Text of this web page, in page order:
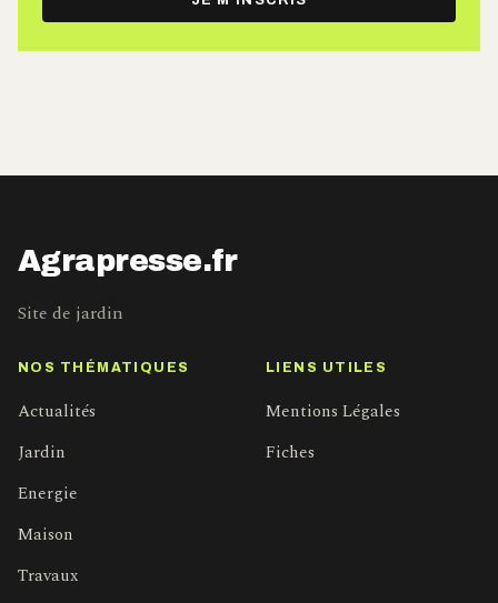
mail
Agrapresse.fr
Site de jardin
NOS THÉMATIQUES
Actualités
Jardin
Energie
Maison
Travaux
LIENS UTILES
Mentions Légales
Fiches